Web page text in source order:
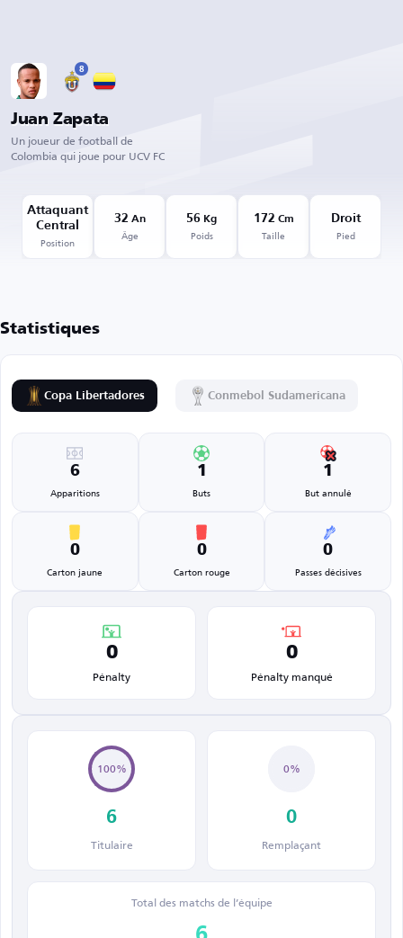
8
Juan Zapata
Un joueur de football de
Colombia qui joue pour UCV FC
Attaquant
Central
Position
32 An
Âge
56 Kg
Poids
172 Cm
Taille
Droit
Pied
Statistiques
Copa Libertadores Conmebol Sudamericana
6
Apparitions
1
Buts
1
But annulé
0
Carton jaune
0
Carton rouge
0
Passes décisives
0
Pénalty
0
Pénalty manqué
100%
6
Titulaire
0%
0
Remplaçant
Total des matchs de l’équipe